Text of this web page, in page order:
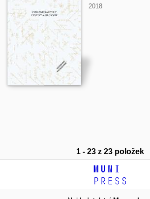
2018
1 - 23 z 23 položek